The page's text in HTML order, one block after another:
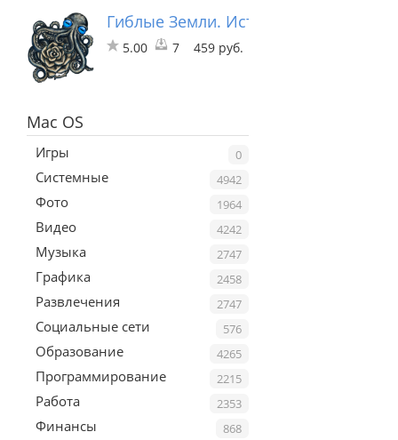
Гиблые Земли. Истоки. (Full)
5.00 7 459 руб.
Mac OS
0
Игры
4942
Системные
1964
Фото
4242
Видео
2747
Музыка
2458
Графика
2747
Развлечения
576
Социальные сети
4265
Образование
2215
Программирование
2353
Работа
868
Финансы